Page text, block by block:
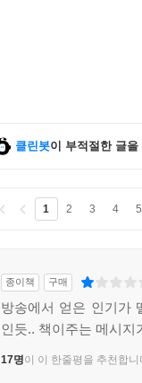
클린봇이 부적절한 글
1 2 3 4 5
종이책 구매
방송에서 얻은 인기가
인듯.. 책이주는 메시지
17명이 이 한줄평을 추천합니